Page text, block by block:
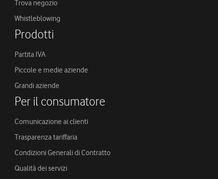
Trova negozio
Whistleblowing
Prodotti
Partita IVA
Piccole e medie aziende
Grandi aziende
Per il consumatore
Comunicazione ai clienti
Trasparenza tariffaria
Condizioni Generali di Contratto
Qualità dei servizi